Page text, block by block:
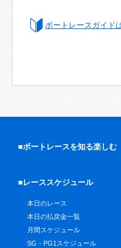
ボートレースガイド
■ボートレースを知る楽しむ
■レーススケジュール
本日のレース
本日の払戻金一覧
月間スケジュール
SG・PG1スケジュール